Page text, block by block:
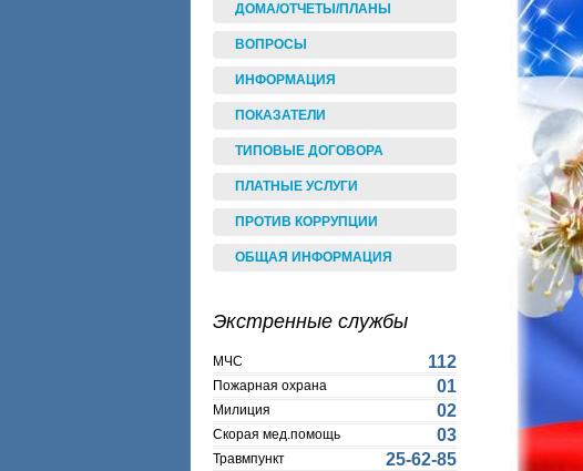
ДОМА/ОТЧЕТЫ/ПЛАНЫ
ВОПРОСЫ
ИНФОРМАЦИЯ
ПОКАЗАТЕЛИ
ТИПОВЫЕ ДОГОВОРА
ПЛАТНЫЕ УСЛУГИ
ПРОТИВ КОРРУПЦИИ
ОБЩАЯ ИНФОРМАЦИЯ
Экстренные службы
МЧС 112
Пожарная охрана 01
Милиция 02
Скорая мед.помощь 03
Травмпункт 25-62-85